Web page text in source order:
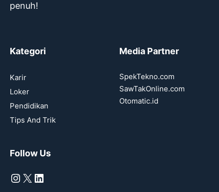
penuh!
Kategori
Karir
Loker
Pendidikan
Tips And Trik
Media Partner
SpekTekno.com
SawTakOnline.com
Otomatic.id
Follow Us
Instagram
X LinkedIn